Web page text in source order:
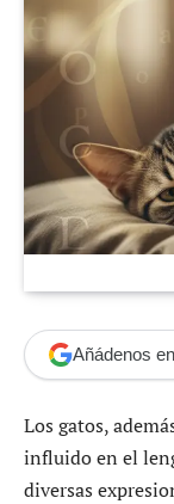
Añádenos
Los gatos,
influido en el
diversas